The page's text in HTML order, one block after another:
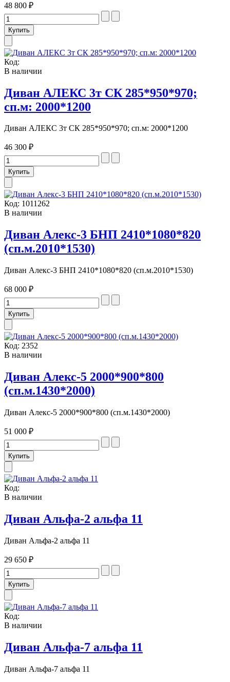
48 800 ₽
Код:
В наличии
Диван АЛЕКС 3т СК 285*950*970;
сп.м: 2000*1200
Диван АЛЕКС 3т СК 285*950*970; сп.м: 2000*1200
46 300 ₽
Код: 1011262
В наличии
Диван Алекс-3 БНП 2410*1080*820
(сп.м.2010*1530)
Диван Алекс-3 БНП 2410*1080*820 (сп.м.2010*1530)
68 000 ₽
Код: 2352
В наличии
Диван Алекс-5 2000*900*800
(сп.м.1430*2000)
Диван Алекс-5 2000*900*800 (сп.м.1430*2000)
51 000 ₽
Код:
В наличии
Диван Альфа-2 альфа 11
Диван Альфа-2 альфа 11
29 650 ₽
Код:
В наличии
Диван Альфа-7 альфа 11
Диван Альфа-7 альфа 11